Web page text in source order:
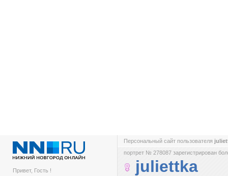
Привет, Гость !
Персональный сайт пользователя
портрет № 278087 зарегистрирован
juliettka